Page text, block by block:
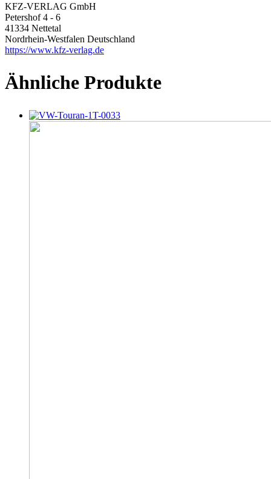
KFZ-VERLAG GmbH
Petershof 4 - 6
41334 Nettetal
Nordrhein-Westfalen Deutschland
https://www.kfz-verlag.de
Ähnliche Produkte